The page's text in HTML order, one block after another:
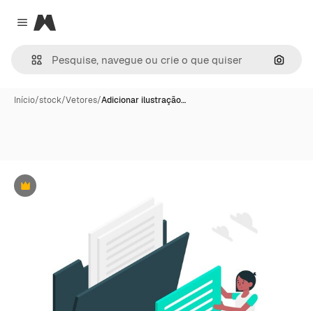
Close menu
Magnific
Início/stock/Vetores/Adicionar ilustração…
Premium